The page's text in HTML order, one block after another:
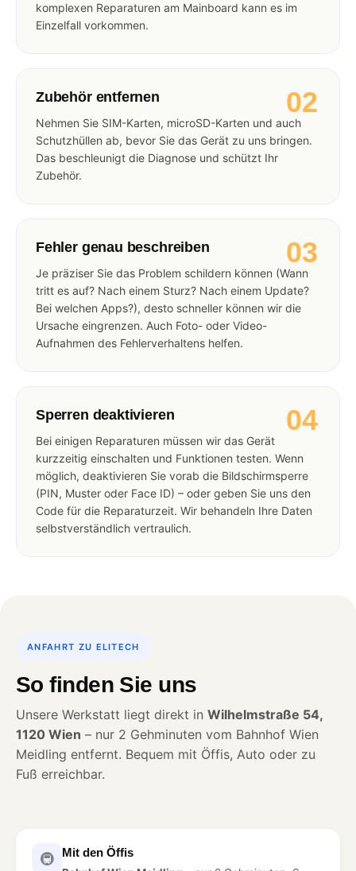
komplexen Reparaturen am Mainboard kann es im
Einzelfall vorkommen.
02
Zubehör entfernen
Nehmen Sie SIM-Karten, microSD-Karten und auch
Schutzhüllen ab, bevor Sie das Gerät zu uns bringen.
Das beschleunigt die Diagnose und schützt Ihr
Zubehör.
03
Fehler genau beschreiben
Je präziser Sie das Problem schildern können (Wann
tritt es auf? Nach einem Sturz? Nach einem Update?
Bei welchen Apps?), desto schneller können wir die
Ursache eingrenzen. Auch Foto- oder Video-
Aufnahmen des Fehlerverhaltens helfen.
04
Sperren deaktivieren
Bei einigen Reparaturen müssen wir das Gerät
kurzzeitig einschalten und Funktionen testen. Wenn
möglich, deaktivieren Sie vorab die Bildschirmsperre
(PIN, Muster oder Face ID) – oder geben Sie uns den
Code für die Reparaturzeit. Wir behandeln Ihre Daten
selbstverständlich vertraulich.
ANFAHRT ZU ELITECH
So finden Sie uns
Unsere Werkstatt liegt direkt in Wilhelmstraße 54,
1120 Wien – nur 2 Gehminuten vom Bahnhof Wien
Meidling entfernt. Bequem mit Öffis, Auto oder zu
Fuß erreichbar.
🚇 Mit den Öffis